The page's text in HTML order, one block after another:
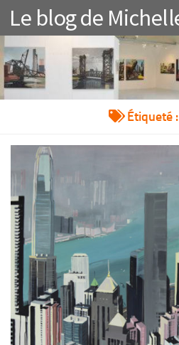
Au dessous du contenu
Étiqueté :